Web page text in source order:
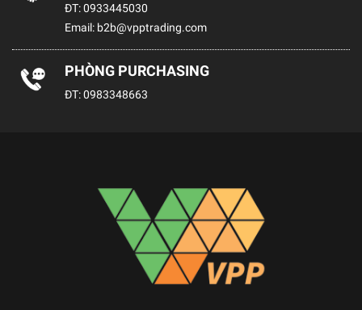
ĐT:0933445030
Email: b2b@vpptrading.com
PHÒNG PURCHASING
ĐT:0983348663